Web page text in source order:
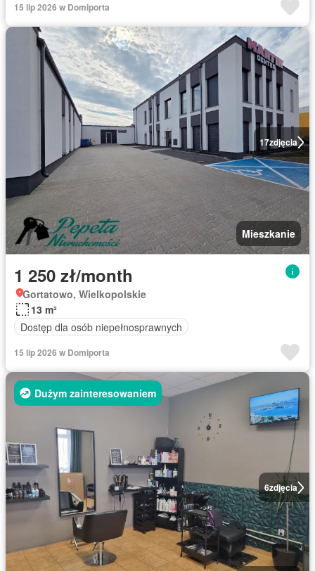
15 lip 2026 w Domiporta
17zdjęcia
Mieszkanie
1 250 zł/month
Gortatowo, Wielkopolskie
13 m²
Dostęp dla osób niepełnosprawnych
15 lip 2026 w Domiporta
6zdjęcia
Dużym zainteresowaniem